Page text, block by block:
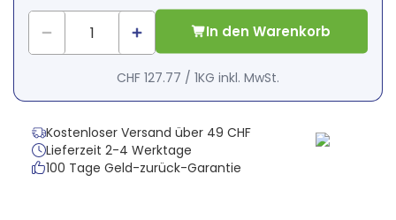
In den Warenkorb
CHF 127.77 / 1KG inkl. MwSt.
Kostenloser Versand über 49 CHF
Lieferzeit 2-4 Werktage
100 Tage Geld-zurück-Garantie